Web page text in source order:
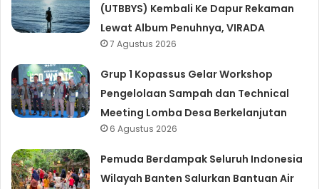
(UTBBYS) Kembali Ke Dapur Rekaman
Lewat Album Penuhnya, VIRADA
7 Agustus 2026
Grup 1 Kopassus Gelar Workshop
Pengelolaan Sampah dan Technical
Meeting Lomba Desa Berkelanjutan
6 Agustus 2026
Pemuda Berdampak Seluruh Indonesia
Wilayah Banten Salurkan Bantuan Air